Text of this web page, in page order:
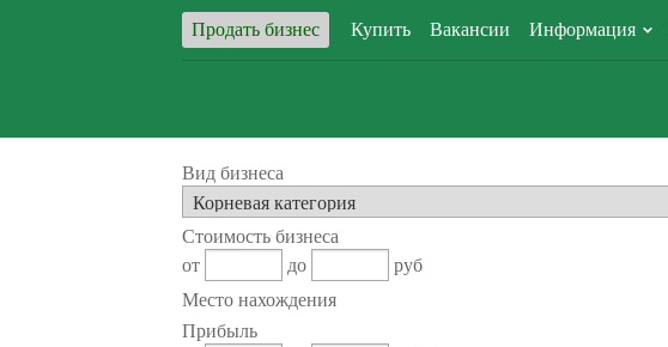
Продать бизнес Купить Вакансии Информация
Вид бизнеса
Стоимость бизнеса
от
до
руб
Место нахождения
Прибыль